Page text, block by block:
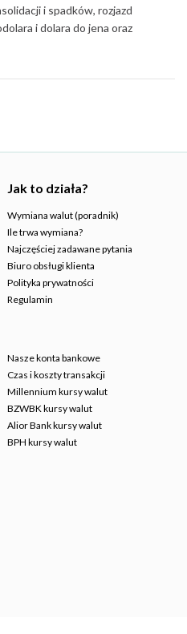
i spadków, rozjazd
i dolara do jena oraz
Jak to działa?
Wymiana walut (poradnik)
Ile trwa wymiana?
Najczęściej zadawane pytania
Biuro obsługi klienta
Polityka prywatności
Regulamin
Nasze konta bankowe
Czas i koszty transakcji
Millennium kursy walut
BZWBK kursy walut
Alior Bank kursy walut
BPH kursy walut